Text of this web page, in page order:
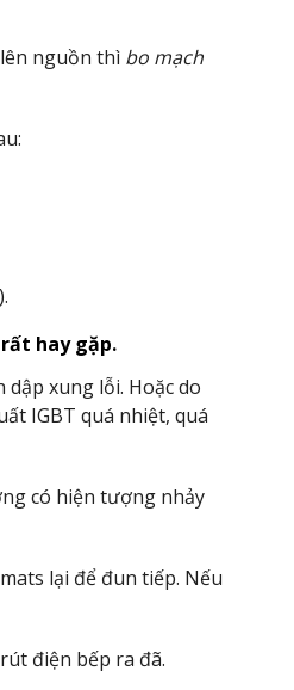
nguồn thì bo mạch
hay gặp.
xung lỗi. Hoặc do
IGBT quá nhiệt, quá
có hiện tượng nhảy
lại để đun tiếp. Nếu
điện bếp ra đã.